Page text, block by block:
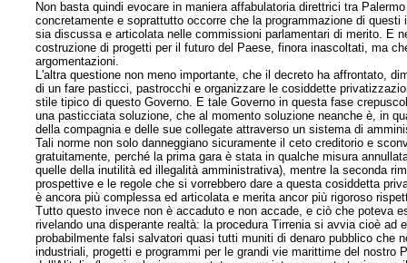
Non basta quindi evocare in maniera affabulatoria direttrici tra
concretamente e soprattutto occorre che la programmazione di
sia discussa e articolata nelle commissioni parlamentari di merito. E
costruzione di progetti per il futuro del Paese, finora inascoltati, ma
argomentazioni.
L'altra questione non meno importante, che il decreto ha affrontato,
di un fare pasticci, pastrocchi e organizzare le cosiddette
stile tipico di questo Governo. E tale Governo in questa fase
una pasticciata soluzione, che al momento soluzione neanche è, in
della compagnia e delle sue collegate attraverso un sistema di
Tali norme non solo danneggiano sicuramente il ceto creditorio e
gratuitamente, perché la prima gara è stata in qualche misura
quelle della inutilità ed illegalità amministrativa), mentre la seconda
prospettive e le regole che si vorrebbero dare a questa cosiddetta
è ancora più complessa ed articolata e merita ancor più rigoroso
Tutto questo invece non è accaduto e non accade, e ciò che poteva
rivelando una disperante realtà: la procedura Tirrenia si avvia cioè
probabilmente falsi salvatori quasi tutti muniti di denaro pubblico che
industriali, progetti e programmi per le grandi vie marittime del